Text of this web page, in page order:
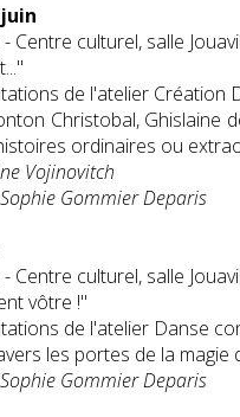
Centre culturel, salle
de l'atelier Création
Christobal, Ghislaine
ordinaires ou
Vojinovitch
Gommier Deparis
Centre culturel, salle
vôtre !"
de l'atelier Danse
les portes de la
Gommier Deparis